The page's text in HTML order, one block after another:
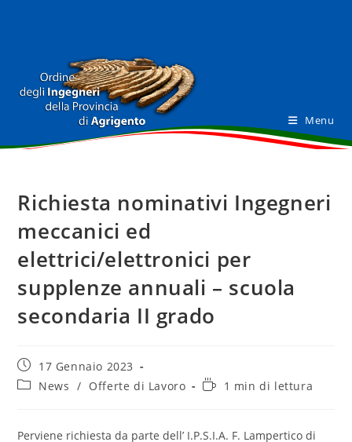
Menu
Richiesta nominativi Ingegneri
meccanici ed
elettrici/elettronici per
supplenze annuali – scuola
secondaria II grado
Articolo
pubblicato:
17 Gennaio 2023
Categoria
News / Offerte di Lavoro
Tempo1 min di lettura
Perviene richiesta da parte dell’ I.P.S.I.A. F. Lampertico di